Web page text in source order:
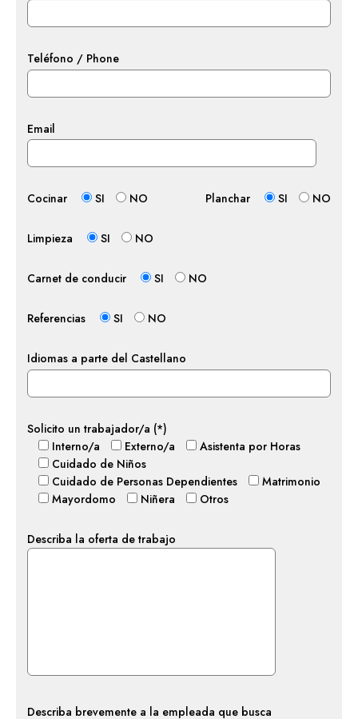
Teléfono / Phone
Email
Cocinar SI NO Planchar SI NO
Limpieza SI NO
Carnet de conducir SI NO
Referencias SI NO
Idiomas a parte del Castellano
Solicito un trabajador/a (*)
Interno/a
Externo/a
Asistenta por Horas
Cuidado de Niños
Cuidado de Personas Dependientes
Matrimonio
Mayordomo
Niñera Otros
Describa la oferta de trabajo
Describa brevemente a la empleada que busca